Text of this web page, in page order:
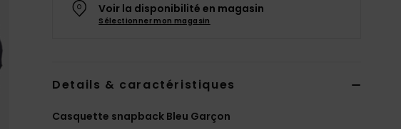
Voir la disponibilité en magasin
Sélectionner mon magasin
Details & caractéristiques
Casquette snapback Bleu Garçon